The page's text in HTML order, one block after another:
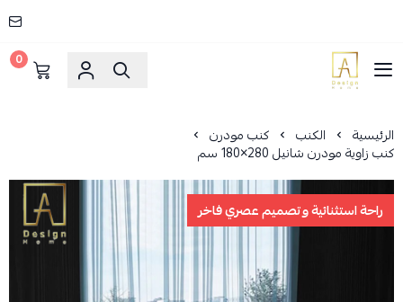
AD HOME
0
الرئيسية الكنب كنب مودرن
كنب زاوية مودرن شانيل 280×180 سم
راحة استثنائية وتصميم عصري فاخر